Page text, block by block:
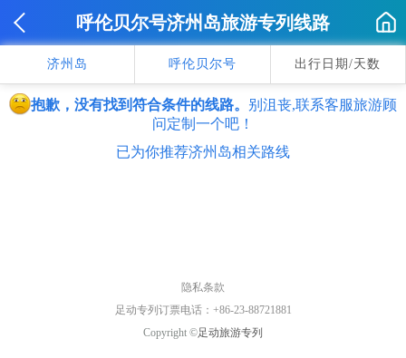
呼伦贝尔号济州岛旅游专列线路
济州岛 呼伦贝尔号 出行日期/天数
抱歉，没有找到符合条件的线路。 别沮丧,联系客服旅游顾
问定制一个吧！
已为你推荐济州岛相关路线
隐私条款
足动专列订票电话：+86-23-88721881
Copyright ©足动旅游专列